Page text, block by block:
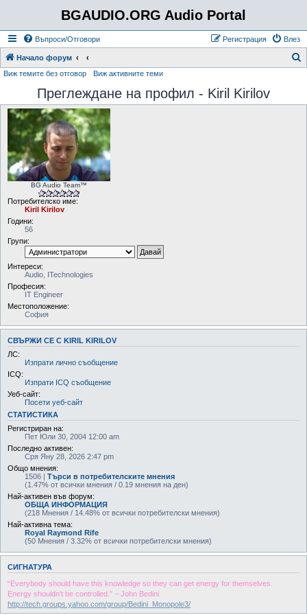
BGAUDIO.ORG Audio Portal
Въпроси/Отговори Влез
Регистрация
Начало форум
с
Виж темите без отговор Виж активните теми
Преглеждане на профил - Kiril Kirilov
BG Audio Team™
Потребителско име:
Kiril Kirilov
Години:
56
Групи:
Интереси:
Audio, ITechnologies
Професия:
IT Engineer
Местоположение:
София
СВЪРЖИ СЕ С KIRIL KIRILOV
ЛС:
Изпрати лично съобщение
ICQ:
Изпрати ICQ съобщение
Уеб-сайт:
Посети уеб-сайт
СТАТИСТИКА
Регистриран на:
Пет Юли 30, 2004 12:00 am
Последно активен:
Сря Яну 28, 2026 2:47 pm
Общо мнения:
1506 | Търси в потребителските мнения
(1.47% от всички мнения / 0.19 мнения на ден)
Най-активен във форум:
ОБЩА ИНФОРМАЦИЯ
(218 Мнения / 14.48% от всички потребителски мнения)
Най-активна тема:
Royal Raymond Rife
(50 Мнения / 3.32% от всички потребителски мнения)
СИГНАТУРА
“Everybody should have this knowledge so they can get energy for themselves.
Energy shouldn’t be controlled.” – John Bedini
http://tech.groups.yahoo.com/group/Bedini_Monopole3/